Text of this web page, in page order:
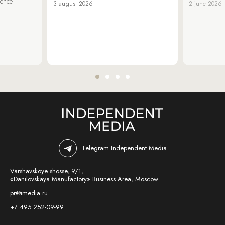
3 august 2026 2 june 2026
Telegram Independent Media
Varshavskoye shosse, 9/1,
«Danilovskaya Manufactory» Business Area, Moscow
pr@imedia.ru
+7 495 252-09-99